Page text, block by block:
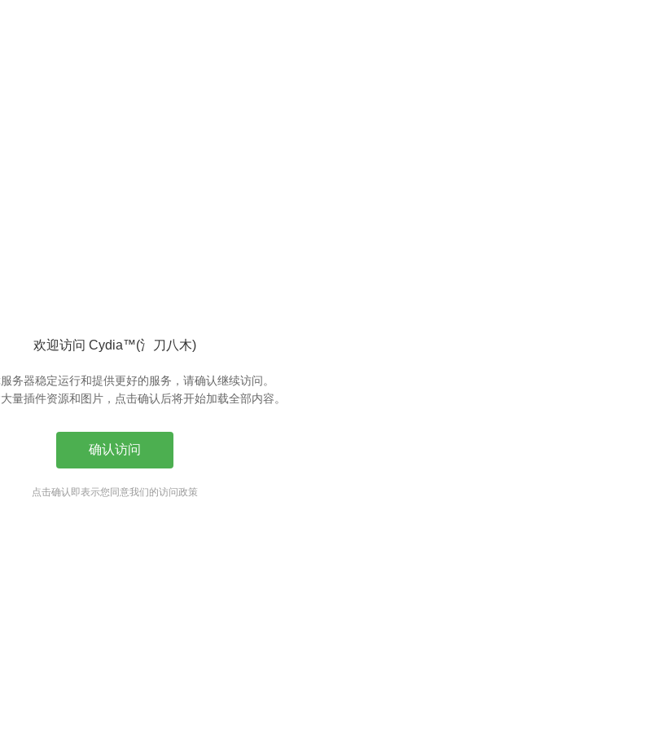
欢迎访问 Cydia™(氵刀八木)
务器稳定运行和提供更好的服务，请确认继续访问。
量插件资源和图片，点击确认后将开始加载全部内容。
确认访问
点击确认即表示您同意我们的访问政策